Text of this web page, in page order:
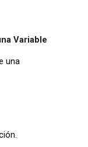
Variable
una